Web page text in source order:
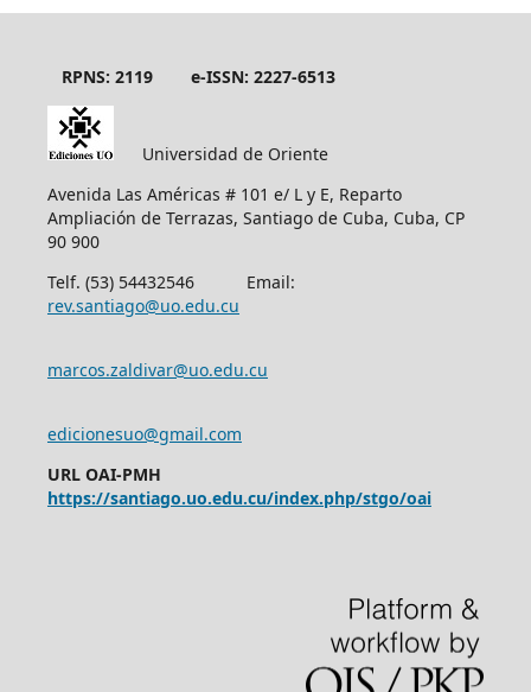
RPNS: 2119 e-ISSN: 2227-6513
Universidad de Oriente
Avenida Las Américas # 101 e/ L y E, Reparto
Ampliación de Terrazas, Santiago de Cuba, Cuba, CP
90 900
Telf. (53) 54432546 Email:
rev.santiago@uo.edu.cu
marcos.zaldivar@uo.edu.cu
edicionesuo@gmail.com
URL OAI-PMH
https://santiago.uo.edu.cu/index.php/stgo/oai